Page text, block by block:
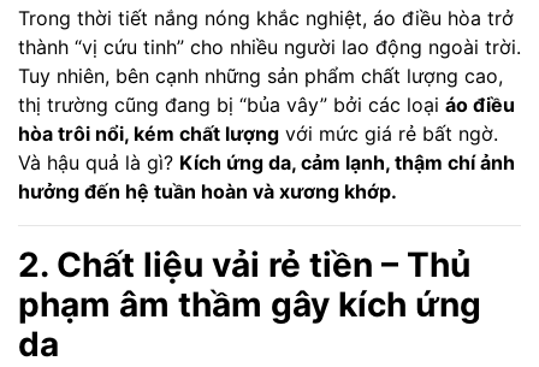
Trong thời tiết nắng nóng khắc nghiệt, áo điều hòa trở
thành “vị cứu tinh” cho nhiều người lao động ngoài trời.
Tuy nhiên, bên cạnh những sản phẩm chất lượng cao,
thị trường cũng đang bị “bủa vây” bởi các loại áo điều
hòa trôi nổi, kém chất lượng với mức giá rẻ bất ngờ.
Và hậu quả là gì? Kích ứng da, cảm lạnh, thậm chí ảnh
hưởng đến hệ tuần hoàn và xương khớp.
2. Chất liệu vải rẻ tiền – Thủ
phạm âm thầm gây kích ứng
da